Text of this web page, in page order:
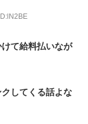
て給料払いなが
してくる話よな